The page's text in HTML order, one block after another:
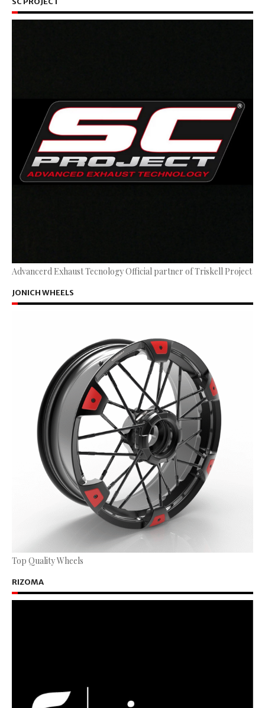
Advancerd Exhaust Tecnology Official partner of Triskell Project
JONICH WHEELS
Top Quality Wheels
RIZOMA